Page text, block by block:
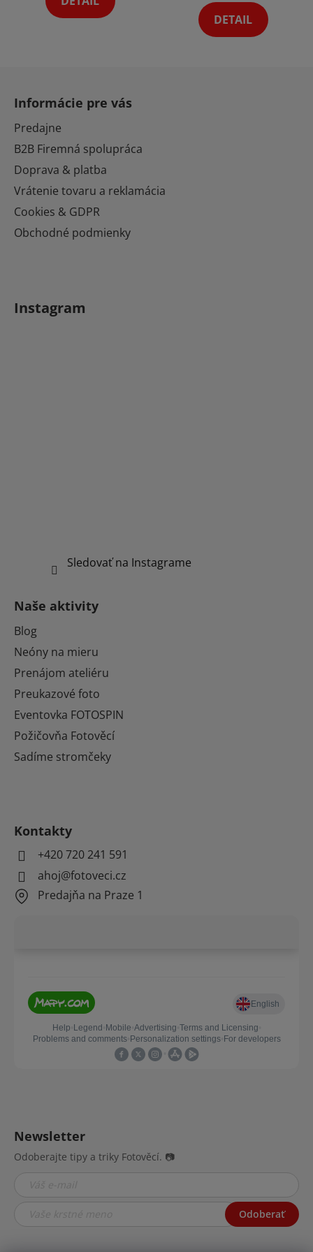
5
hviezdičiek.
DETAIL
Informácie pre vás
Predajne
B2B Firemná spolupráca
Doprava & platba
Vrátenie tovaru a reklamácia
Cookies & GDPR
Obchodné podmienky
Instagram
Sledovať na Instagrame
Naše aktivity
Blog
Neóny na mieru
Prenájom ateliéru
Preukazové foto
Eventovka FOTOSPIN
Požičovňa Fotověcí
Sadíme stromčeky
Kontakty
+420 720 241 591
ahoj@fotoveci.cz
Predajňa na Praze 1
Newsletter
Odoberajte tipy a triky Fotověcí. 📷
Odoberať